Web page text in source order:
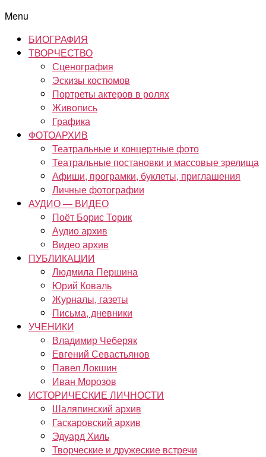
Menu
БИОГРАФИЯ
ТВОРЧЕСТВО
Сценография
Эскизы костюмов
Портреты актеров в ролях
Живопись
Графика
ФОТОАРХИВ
Театральные и концертные фото
Театральные постановки и массовые зрелища
Афиши, програмки, буклеты, приглашения
Личные фотографии
АУДИО — ВИДЕО
Поёт Борис Торик
Аудио архив
Видео архив
ПУБЛИКАЦИИ
Людмила Першина
Юрий Коваль
Журналы, газеты
Письма, дневники
УЧЕНИКИ
Владимир Чеберяк
Евгений Севастьянов
Павел Локшин
Иван Морозов
ИСТОРИЧЕСКИЕ ЛИЧНОСТИ
Шаляпинский архив
Гаскаровский архив
Эдуард Хиль
Творческие и дружеские встречи